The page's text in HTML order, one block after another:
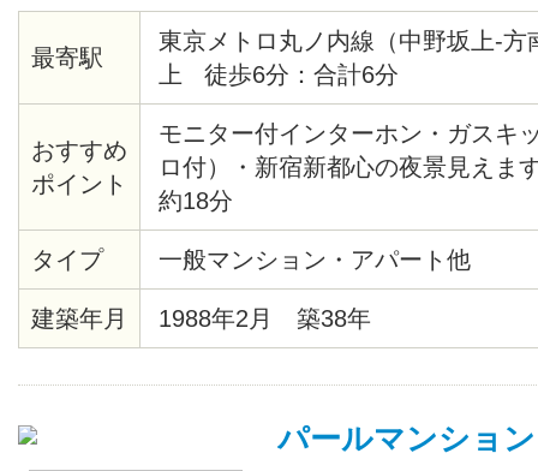
最寄駅
東京メトロ丸ノ内線（中野坂上-方
上 徒歩6分：合計6分
おすすめ
ポイント
モニター付インターホン・ガスキ
ロ付）・新宿新都心の夜景見えま
約18分
タイプ 一般マンション・アパート他
建築年月 1988年2月 築38年
パールマンション